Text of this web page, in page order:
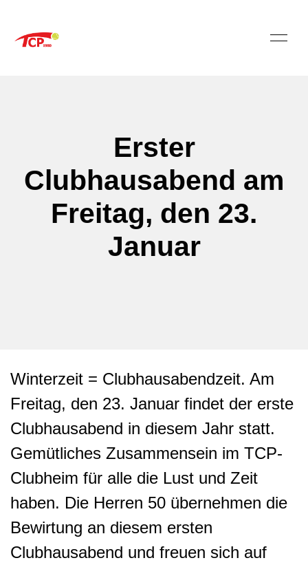
Erster
Clubhausabend am
Freitag, den 23.
Januar
Winterzeit = Clubhausabendzeit. Am
Freitag, den 23. Januar findet der erste
Clubhausabend in diesem Jahr statt.
Gemütliches Zusammensein im TCP-
Clubheim für alle die Lust und Zeit
haben. Die Herren 50 übernehmen die
Bewirtung an diesem ersten
Clubhausabend und freuen sich auf